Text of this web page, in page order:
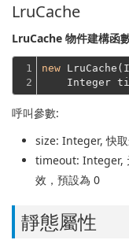
LruCache
LruCache 物件建構函
1
2
new
Integer
呼叫參數:
size: Integer, 快
timeout: Integer,
效，預設為 0
靜態屬性